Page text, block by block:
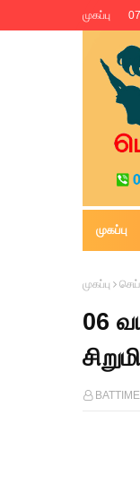
முகப்பு
முகப்பு
முகப்பு
06